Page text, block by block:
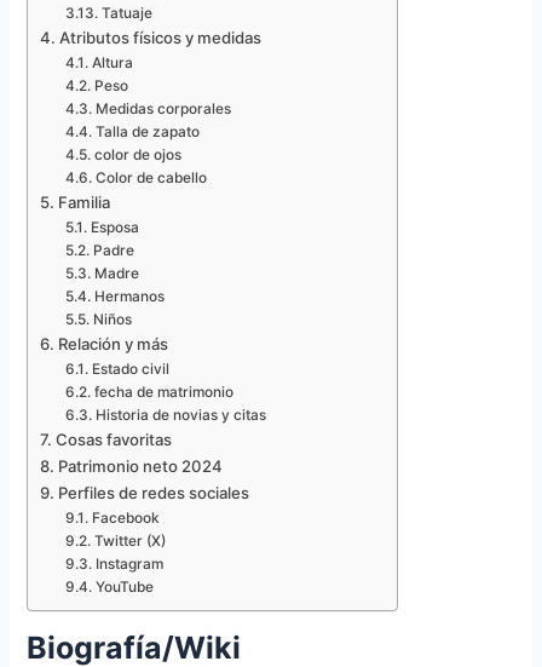
Tatuaje
Atributos físicos y medidas
Altura
Peso
Medidas corporales
Talla de zapato
color de ojos
Color de cabello
Familia
Esposa
Padre
Madre
Hermanos
Niños
Relación y más
Estado civil
fecha de matrimonio
Historia de novias y citas
Cosas favoritas
Patrimonio neto 2024
Perfiles de redes sociales
Facebook
Twitter (X)
Instagram
YouTube
Biografía/Wiki